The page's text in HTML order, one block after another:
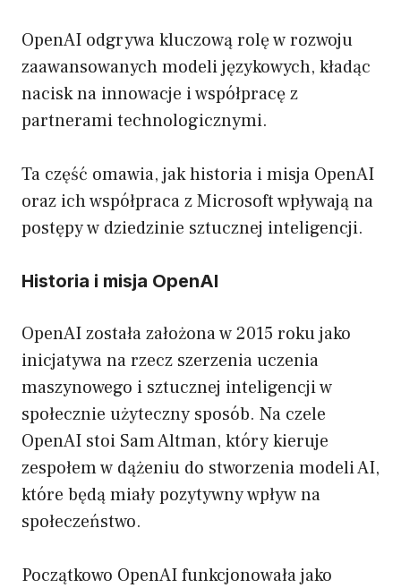
OpenAI odgrywa kluczową rolę w rozwoju
zaawansowanych modeli językowych, kładąc
nacisk na innowacje i współpracę z
partnerami technologicznymi.
Ta część omawia, jak historia i misja OpenAI
oraz ich współpraca z Microsoft wpływają na
postępy w dziedzinie sztucznej inteligencji.
Historia i misja OpenAI
OpenAI została założona w 2015 roku jako
inicjatywa na rzecz szerzenia uczenia
maszynowego i sztucznej inteligencji w
społecznie użyteczny sposób. Na czele
OpenAI stoi Sam Altman, który kieruje
zespołem w dążeniu do stworzenia modeli AI,
które będą miały pozytywny wpływ na
społeczeństwo.
Początkowo OpenAI funkcjonowała jako